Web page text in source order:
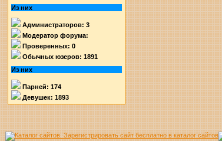
Из них
Администраторов: 3
Модератор форума:
Проверенных: 0
Обычных юзеров: 1891
Из них
Парней: 174
Девушек: 1893